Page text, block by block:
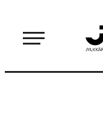
sisältöön